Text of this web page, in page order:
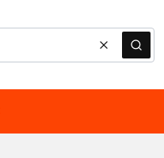
WyczyśćSzukaj